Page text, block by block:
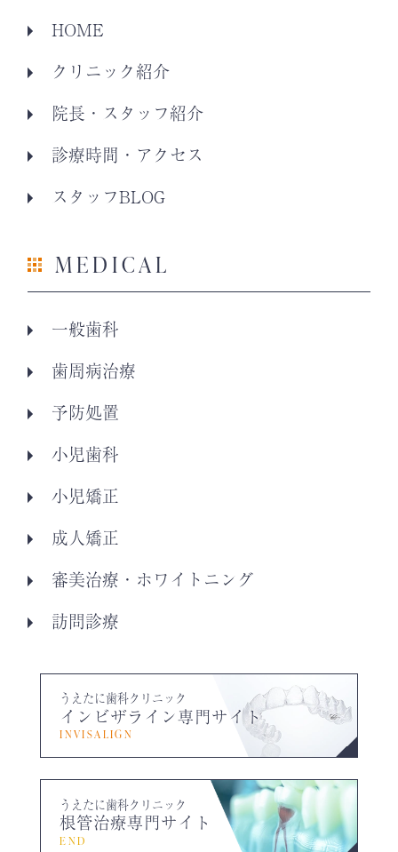
HOME
クリニック紹介
院長・スタッフ紹介
診療時間・アクセス
スタッフBLOG
MEDICAL
一般歯科
歯周病治療
予防処置
小児歯科
小児矯正
成人矯正
審美治療・ホワイトニング
訪問診療
うえたに歯科クリニック
インビザライン専門サイト
INVISALIGN
うえたに歯科クリニック
根管治療専門サイト
END